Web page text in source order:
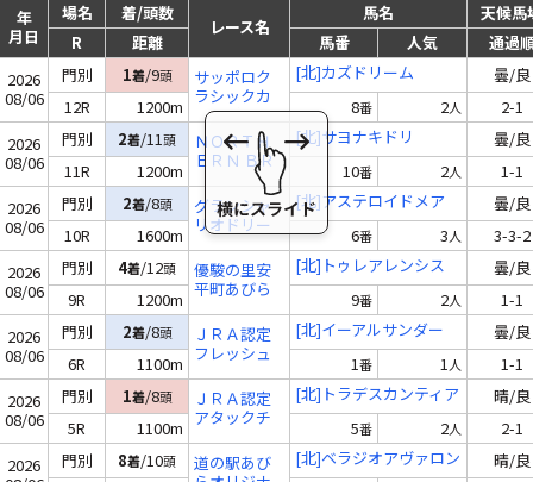
年
月日
場名 着/頭数
レース名
馬名
天候馬
R
距離 馬番 人気
通過
2026
08/06
門別 1着/9頭
サッポロク
ラシックカ
ップ〔Ｈ
３〕（ミッ
キーアイル
賞）
[北]カズドリーム
曇/良
12R
1200m 8番 2人
2-1
2026
08/06
門別 2着/11頭
ＮＯＲＴＨ
ＥＲＮ ＢＲ
ＥＷ特別 Ｂ
３ Ｂ４(一)
[北]サヨナキドリ
曇/良
11R
1200m 10番 2人
1-1
2026
08/06
門別 2着/8頭
グランシャ
リオドリー
(二)～Ｃ３
(一)
[北]アステロイドメア
曇/良
10R
1600m 6番 3人
3-3-2
2026
08/06
門別 4着/12頭
優駿の里安
平町あびら
(二)～Ｃ３
(一)
[北]トゥレアレンシス
曇/良
9R
1200m 9番 2人
1-1
2026
08/06
門別 2着/8頭
ＪＲＡ認定
フレッシュ
２歳 新馬
[北]イーアルサンダー
曇/良
6R
1100m 1番 1人
1-1
2026
08/06
門別 1着/8頭
ＪＲＡ認定
アタックチ
歳 牝馬認定
未勝利
[北]トラデスカンティア
晴/良
5R
1100m 5番 2人
2-1
2026
門別 8着/10頭
道の駅あび
[北]ベラジオアヴァロン
晴/良